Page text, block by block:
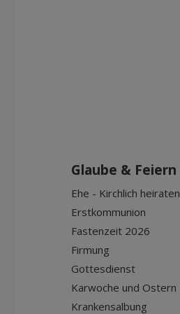
Glaube & Feiern
Ehe - Kirchlich heiraten
Erstkommunion
Fastenzeit 2026
Firmung
Gottesdienst
Karwoche und Ostern
Krankensalbung